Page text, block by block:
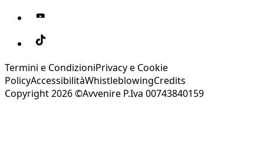
Termini e CondizioniPrivacy e Cookie
PolicyAccessibilitàWhistleblowingCredits
Copyright 2026 ©Avvenire P.Iva 00743840159